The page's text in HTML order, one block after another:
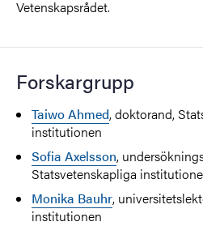
Vetenskapsrådet.
Forskargrupp
Taiwo Ahmed,doktorand,
institutionen
Sofia Axelsson,
Statsvetenskapliga
Monika Bauhr,
institutionen